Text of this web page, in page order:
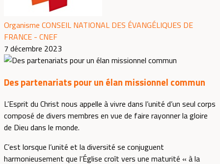
Organisme CONSEIL NATIONAL DES ÉVANGÉLIQUES DE
FRANCE - CNEF
7 décembre 2023
Des partenariats pour un élan missionnel commun
L’Esprit du Christ nous appelle à vivre dans l’unité d’un seul corps
composé de divers membres en vue de faire rayonner la gloire
de Dieu dans le monde.
C’est lorsque l’unité et la diversité se conjuguent
harmonieusement que l’Église croît vers une maturité « à la